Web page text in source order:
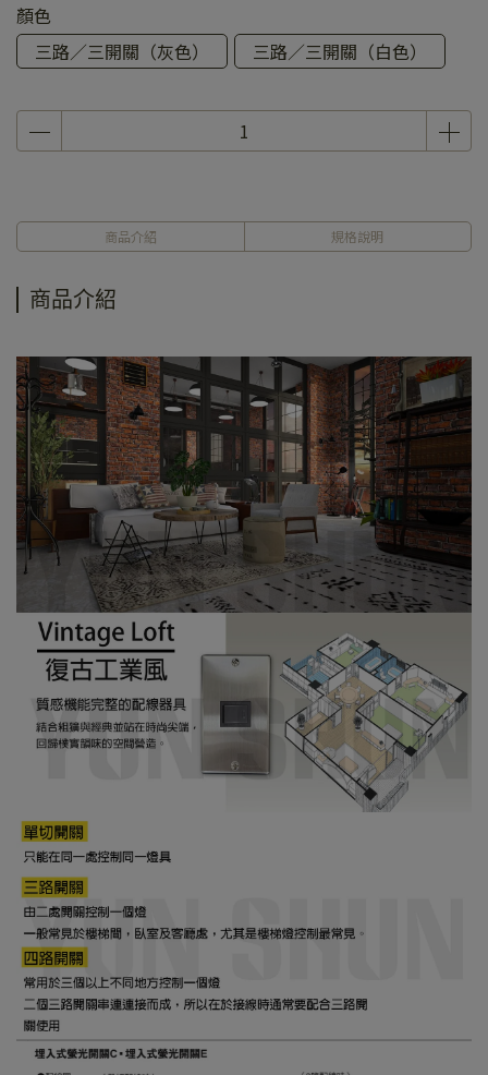
顏色
三路／三開關（灰色）
三路／三開關（白色）
商品介紹 規格說明
商品介紹